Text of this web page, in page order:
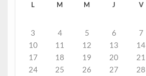
L M M J V
3
4 5 6 7
10
11 12 13 14
17
18 19 20 21
24
25 26 27 28